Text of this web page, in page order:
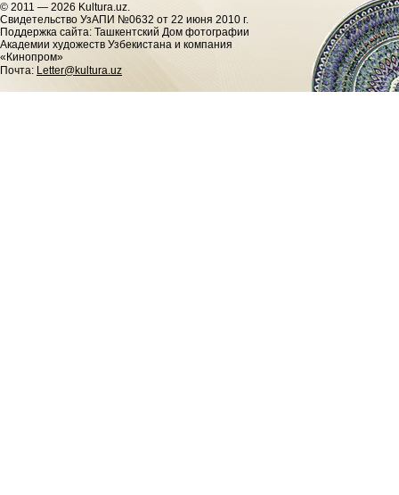
© 2011 — 2026 Kultura.uz.
Cвидетельство УзАПИ №0632 от 22 июня 2010 г.
Поддержка сайта: Ташкентский Дом фотографии
Академии художеств Узбекистана и компания
«Кинопром»
Почта: Letter@kultura.uz